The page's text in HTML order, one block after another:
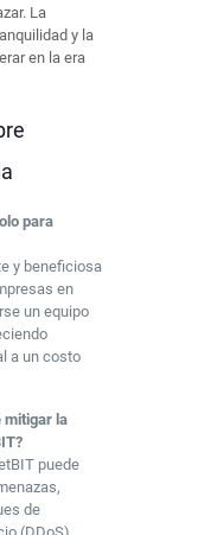
La
y la
en la era
para
y beneficiosa
en
un equipo
a un costo
mitigar la
puede
de